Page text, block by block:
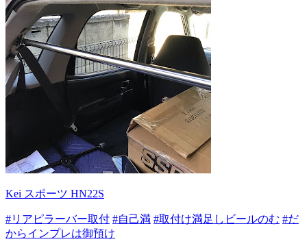
Kei スポーツ HN22S
#リアピラーバー取付 #自己満 #取付け満足しビールのむ #だ
からインプレは御預け